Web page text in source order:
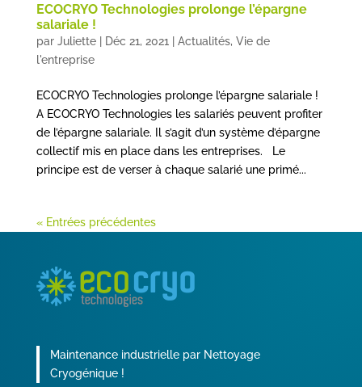
ECOCRYO Technologies prolonge l’épargne
salariale !
par Juliette| Déc 21, 2021 | Actualités, Vie de
l'entreprise
ECOCRYO Technologies prolonge l’épargne salariale !
A ECOCRYO Technologies les salariés peuvent profiter
de l’épargne salariale. Il s’agit d’un système d’épargne
collectif mis en place dans les entreprises. Le
principe est de verser à chaque salarié une primé...
« Entrées précédentes
Maintenance industrielle par Nettoyage
Cryogénique !